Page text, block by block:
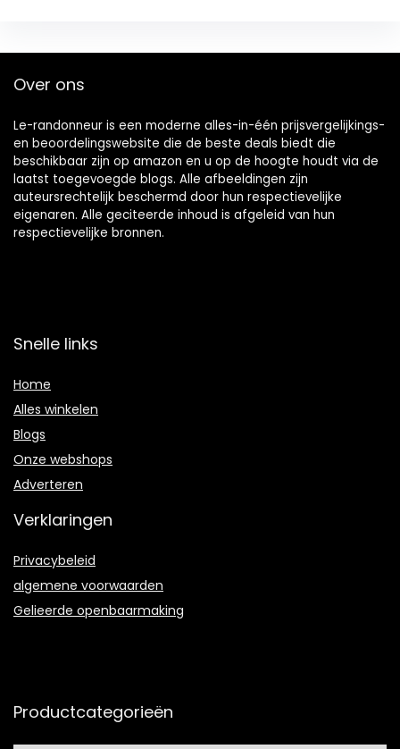
Over ons
Le-randonneur is een moderne alles-in-één prijsvergelijkings-
en beoordelingswebsite die de beste deals biedt die
beschikbaar zijn op amazon en u op de hoogte houdt via de
laatst toegevoegde blogs. Alle afbeeldingen zijn
auteursrechtelijk beschermd door hun respectievelijke
eigenaren. Alle geciteerde inhoud is afgeleid van hun
respectievelijke bronnen.
Snelle links
Home
Alles winkelen
Blogs
Onze webshops
Adverteren
Verklaringen
Privacybeleid
algemene voorwaarden
Gelieerde openbaarmaking
Productcategorieën